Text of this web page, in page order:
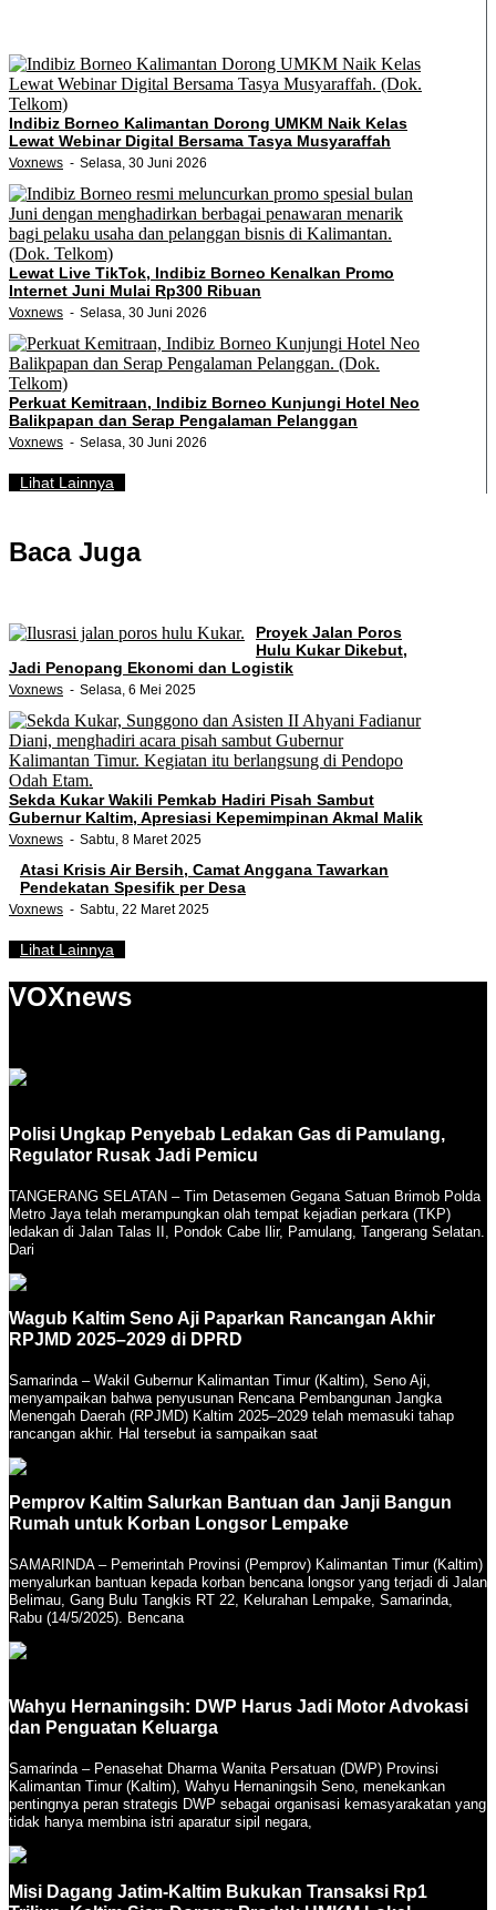
Indibiz Borneo Kalimantan Dorong UMKM Naik Kelas
Lewat Webinar Digital Bersama Tasya Musyaraffah
Voxnews Selasa, 30 Juni 2026
Lewat Live TikTok, Indibiz Borneo Kenalkan Promo
Internet Juni Mulai Rp300 Ribuan
Voxnews Selasa, 30 Juni 2026
Perkuat Kemitraan, Indibiz Borneo Kunjungi Hotel Neo
Balikpapan dan Serap Pengalaman Pelanggan
Voxnews Selasa, 30 Juni 2026
Lihat Lainnya
Baca Juga
Proyek Jalan Poros
Hulu Kukar Dikebut,
Jadi Penopang Ekonomi dan Logistik
Voxnews Selasa, 6 Mei 2025
Sekda Kukar Wakili Pemkab Hadiri Pisah Sambut
Gubernur Kaltim, Apresiasi Kepemimpinan Akmal Malik
Voxnews Sabtu, 8 Maret 2025
Atasi Krisis Air Bersih, Camat Anggana Tawarkan
Pendekatan Spesifik per Desa
Voxnews Sabtu, 22 Maret 2025
Lihat Lainnya
VOXnews
Polisi Ungkap Penyebab Ledakan Gas di Pamulang,
Regulator Rusak Jadi Pemicu
TANGERANG SELATAN – Tim Detasemen Gegana Satuan Brimob Polda
Metro Jaya telah merampungkan olah tempat kejadian perkara (TKP)
ledakan di Jalan Talas II, Pondok Cabe Ilir, Pamulang, Tangerang Selatan.
Dari
Wagub Kaltim Seno Aji Paparkan Rancangan Akhir
RPJMD 2025–2029 di DPRD
Samarinda – Wakil Gubernur Kalimantan Timur (Kaltim), Seno Aji,
menyampaikan bahwa penyusunan Rencana Pembangunan Jangka
Menengah Daerah (RPJMD) Kaltim 2025–2029 telah memasuki tahap
rancangan akhir. Hal tersebut ia sampaikan saat
Pemprov Kaltim Salurkan Bantuan dan Janji Bangun
Rumah untuk Korban Longsor Lempake
SAMARINDA – Pemerintah Provinsi (Pemprov) Kalimantan Timur (Kaltim)
menyalurkan bantuan kepada korban bencana longsor yang terjadi di Jalan
Belimau, Gang Bulu Tangkis RT 22, Kelurahan Lempake, Samarinda,
Rabu (14/5/2025). Bencana
Wahyu Hernaningsih: DWP Harus Jadi Motor Advokasi
dan Penguatan Keluarga
Samarinda – Penasehat Dharma Wanita Persatuan (DWP) Provinsi
Kalimantan Timur (Kaltim), Wahyu Hernaningsih Seno, menekankan
pentingnya peran strategis DWP sebagai organisasi kemasyarakatan yang
tidak hanya membina istri aparatur sipil negara,
Misi Dagang Jatim-Kaltim Bukukan Transaksi Rp1